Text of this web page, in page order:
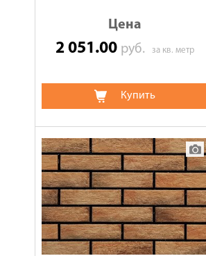
Цена
2 051.00 руб. за кв. метр
Купить